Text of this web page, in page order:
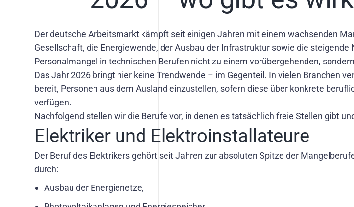
Der deutsche Arbeitsmarkt kämpft seit einigen Jahren mit einem wachsenden
Gesellschaft, die Energiewende, der Ausbau der Infrastruktur sowie die
Personalmangel in technischen Berufen nicht zu einem vorübergehenden,
Das Jahr 2026 bringt hier keine Trendwende – im Gegenteil. In vielen Branchen
bereit, Personen aus dem Ausland einzustellen, sofern diese über konkrete
verfügen.
Nachfolgend stellen wir die Berufe vor, in denen es tatsächlich freie Stellen gibt
Elektriker und Elektroinstallateure
Der Beruf des Elektrikers gehört seit Jahren zur absoluten Spitze der
durch:
Ausbau der Energienetze,